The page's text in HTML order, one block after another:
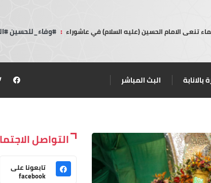
تنعى الامام الحسين (عليه السلام) في عاشوراء : #وفاء_للحسين
بالانابة البث المباشر
التواصل
تابعونا على
facebook